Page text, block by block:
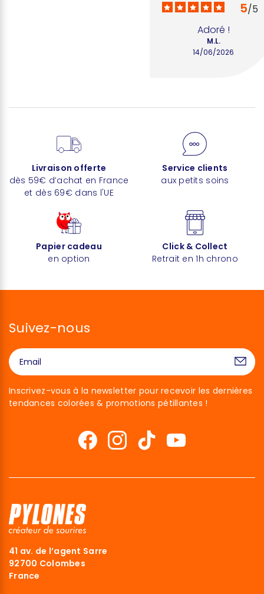
5/5
Adoré !
14/06/2026
M.L.
Livraison offerte
dès 59€ d’achat en France
et dès 69€ dans l'UE
Service clients
aux petits soins
Papier cadeau
en option
Click & Collect
Retrait en 1h chrono
Suivez-nous
Inscrivez-vous à la newsletter pour recevoir les dernières
tendances colorées & promotions pétillantes !
41 av. de l’agent Sarre
92700 Colombes
France